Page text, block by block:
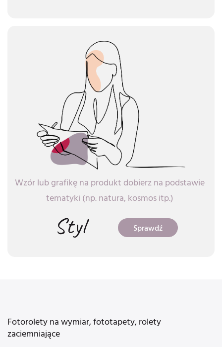
Wzór lub grafikę na produkt dobierz na podstawie
tematyki (np. natura, kosmos itp.)
Styl Sprawdź
Fotorolety na wymiar, fototapety, rolety
zaciemniające